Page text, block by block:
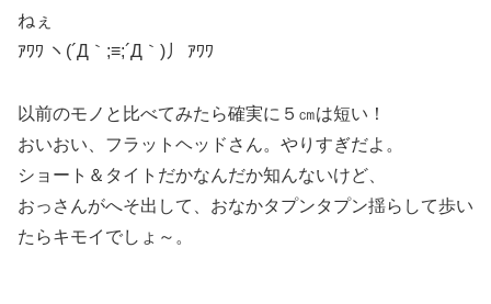
ねぇ
ｱﾜﾜ ヽ(´Д｀;≡;´Д｀)丿 ｱﾜﾜ
以前のモノと比べてみたら確実に５㎝は短い！
おいおい、フラットヘッドさん。やりすぎだよ。
ショート＆タイトだかなんだか知んないけど、
おっさんがへそ出して、おなかタプンタプン揺らして歩い
たらキモイでしょ～。